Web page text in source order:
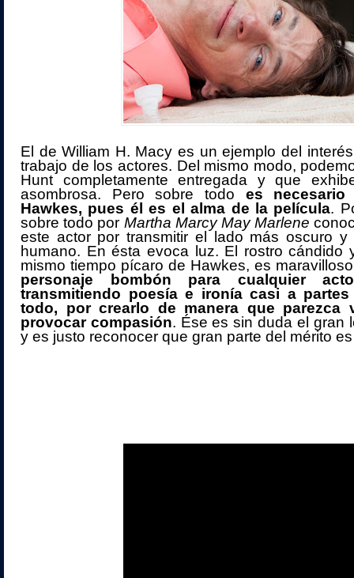
El de William H. Macy es un ejemplo del
trabajo de los actores. Del mismo modo,
Hunt completamente entregada y que
asombrosa. Pero sobre todo es
Hawkes, pues él es el alma de la película.
sobre todo por Martha Marcy May Marlene
este actor por transmitir el lado más oscuro y
humano. En ésta evoca luz. El rostro cándido
mismo tiempo pícaro de Hawkes, es
personaje bombón para cualquier
transmitiendo poesía e ironía casi a
todo, por crearlo de manera que parezca
provocar compasión. Ése es sin duda el gran
y es justo reconocer que gran parte del mérito